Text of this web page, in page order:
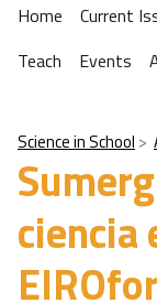
Home
Current
Teach
Events
Science in School
ciencia